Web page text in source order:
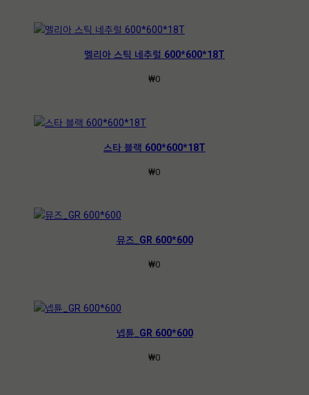
멜리아 스틱 네추럴 600*600*18T
₩0
스타 블랙 600*600*18T
₩0
뮤즈_GR 600*600
₩0
넵튠_GR 600*600
₩0